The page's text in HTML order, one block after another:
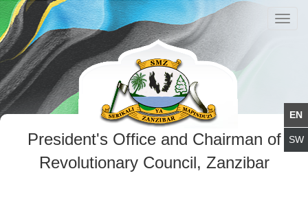
President's Office and Chairman of
Revolutionary Council, Zanzibar